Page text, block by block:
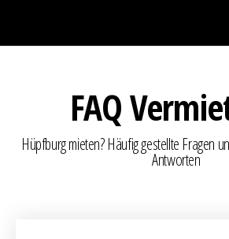
FAQ
Hüpfburg mieten? Häufig gestellte Fragen
Antworten